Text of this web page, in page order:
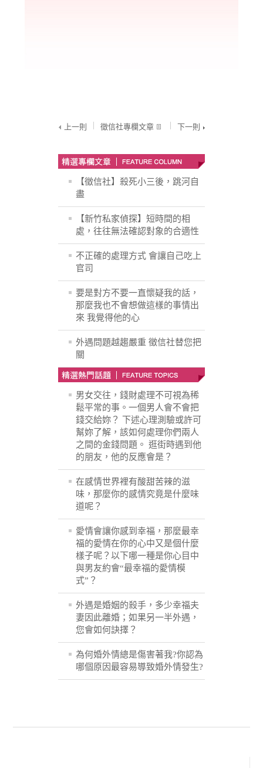
上一則 徵信社專欄文章 下一則
【徵信社】殺死小三後，跳河自
盡
【新竹私家偵探】短時間的相
處，往往無法確認對象的合適性
不正確的處理方式 會讓自己吃上
官司
要是對方不要一直懷疑我的話，
那麼我也不會想做這樣的事情出
來 我覺得他的心
外遇問題越趨嚴重 徵信社替您把
關
男女交往，錢財處理不可視為稀
鬆平常的事。一個男人會不會把
錢交給妳？ 下述心理測驗或許可
幫妳了解，該如何處理你們兩人
之間的金錢問題。 逛街時遇到他
的朋友，他的反應會是？
在感情世界裡有酸甜苦辣的滋
味，那麼你的感情究竟是什麼味
道呢？
愛情會讓你感到幸福，那麼最幸
福的愛情在你的心中又是個什麼
樣子呢？以下哪一種是你心目中
與男友約會“最幸福的愛情模
式”？
外遇是婚姻的殺手，多少幸福夫
妻因此離婚；如果另一半外遇，
您會如何訣擇？
為何婚外情總是傷害著我?你認為
哪個原因最容易導致婚外情發生?